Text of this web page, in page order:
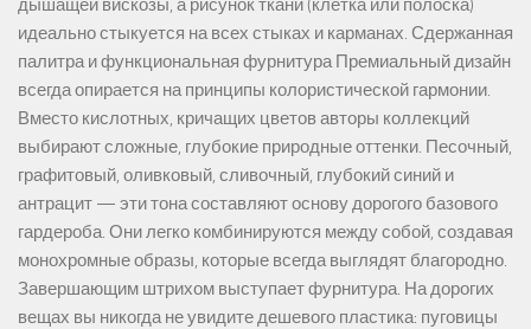
дышащей вискозы, а рисунок ткани (клетка или полоска)
идеально стыкуется на всех стыках и карманах. Сдержанная
палитра и функциональная фурнитура Премиальный дизайн
всегда опирается на принципы колористической гармонии.
Вместо кислотных, кричащих цветов авторы коллекций
выбирают сложные, глубокие природные оттенки. Песочный,
графитовый, оливковый, сливочный, глубокий синий и
антрацит — эти тона составляют основу дорогого базового
гардероба. Они легко комбинируются между собой, создавая
монохромные образы, которые всегда выглядят благородно.
Завершающим штрихом выступает фурнитура. На дорогих
вещах вы никогда не увидите дешевого пластика: пуговицы